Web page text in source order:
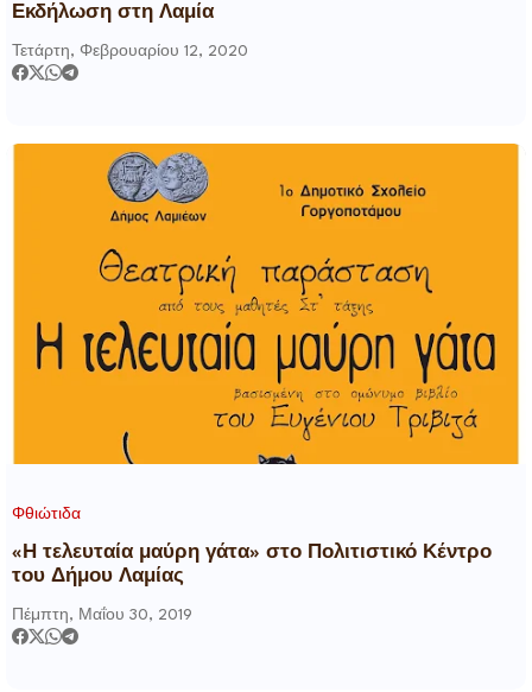
Εκδήλωση στη Λαμία
Τετάρτη, Φεβρουαρίου 12, 2020
Φθιώτιδα
«Η τελευταία μαύρη γάτα» στο Πολιτιστικό Κέντρο
του Δήμου Λαμίας
Πέμπτη, Μαΐου 30, 2019